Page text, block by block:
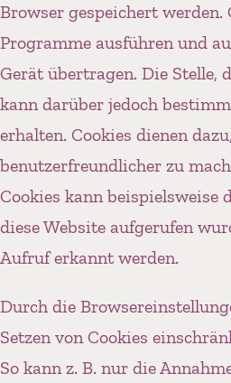
Browser gespeichert werden.
Programme ausführen und
Gerät übertragen. Die Stelle,
kann darüber jedoch
erhalten. Cookies dienen
benutzerfreundlicher zu
Cookies kann beispielsweise
diese Website aufgerufen
Aufruf erkannt werden.
Durch die
Setzen von Cookies
So kann z. B. nur die